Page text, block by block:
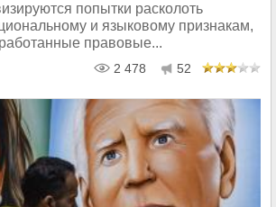
попытки расколоть
и языковому признакам,
правовые...
2 478 52